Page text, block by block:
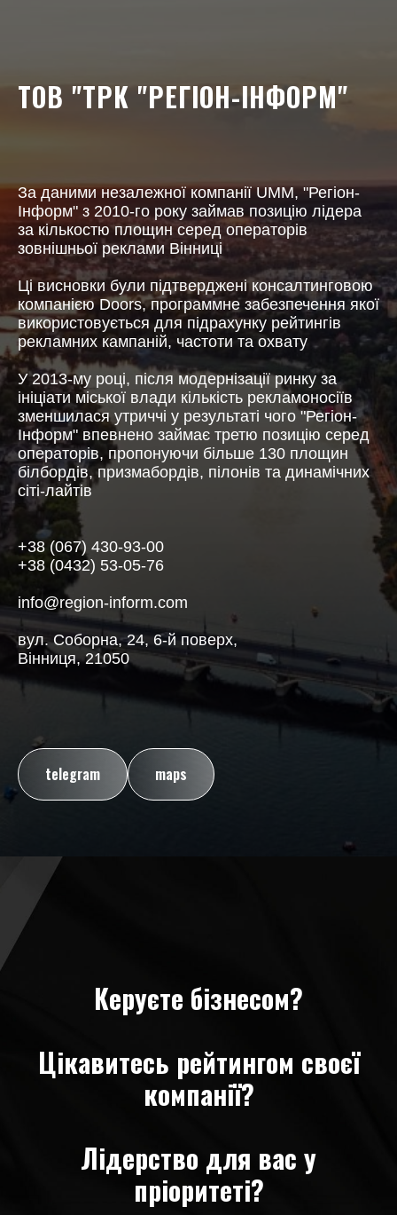
ТОВ "ТРК "РЕГІОН-ІНФОРМ"
За даними незалежної компанії UMM, "Регіон-
Інформ" з 2010-го року займав позицію лідера
за кількостю площин серед операторів
зовнішньої реклами Вінниці
Ці висновки були підтверджені консалтинговою
компанією Doors, программне забезпечення якої
використовується для підрахунку рейтингів
рекламних кампаній, частоти та охвату
У 2013-му році, після модернізації ринку за
ініціати міської влади кількість рекламоносіїв
зменшилася утриччі у результаті чого "Регіон-
Інформ" впевнено займає третю позицію серед
операторів, пропонуючи більше 130 площин
білбордів, призмабордів, пілонів та динамічних
сіті-лайтів
+38 (067) 430-93-00
+38 (0432) 53-05-76
info@region-inform.com
вул. Соборна, 24, 6-й поверх,
Вінниця, 21050
telegram maps
Керуєте бізнесом?
Цікавитесь рейтингом своєї
компанії?
Лідерство для вас у
пріоритеті?